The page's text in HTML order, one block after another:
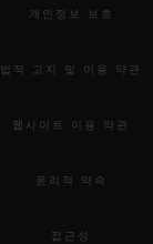
개인정보 보호
법적 고지 및 이용 약관
웹사이트 이용 약관
윤리적 약속
접근성